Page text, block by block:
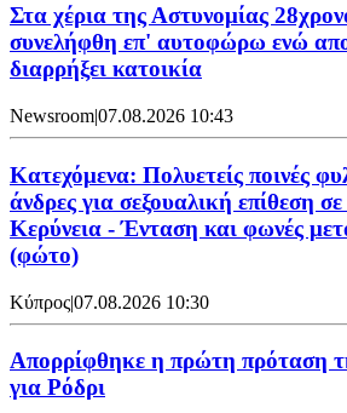
Στα χέρια της Αστυνομίας
συνελήφθη επ' αυτοφώρω ενώ
διαρρήξει κατοικία
Newsroom|07.08.2026 10:43
Κατεχόμενα: Πολυετείς ποινές
άνδρες για σεξουαλική επίθεση
Κερύνεια - Ένταση και φωνές
(φώτο)
Κύπρος|07.08.2026 10:30
Απορρίφθηκε η πρώτη πρόταση
για Ρόδρι